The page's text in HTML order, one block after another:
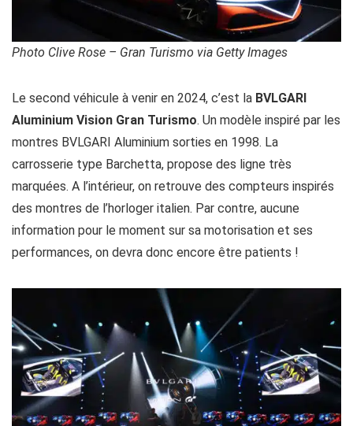
Photo Clive Rose – Gran Turismo via Getty Images
Le second véhicule à venir en 2024, c’est la BVLGARI
Aluminium Vision Gran Turismo. Un modèle inspiré par les
montres BVLGARI Aluminium sorties en 1998. La
carrosserie type Barchetta, propose des ligne très
marquées. A l’intérieur, on retrouve des compteurs inspirés
des montres de l’horloger italien. Par contre, aucune
information pour le moment sur sa motorisation et ses
performances, on devra donc encore être patients !